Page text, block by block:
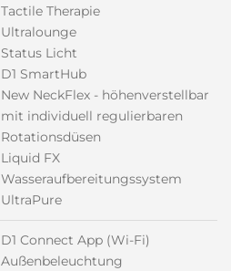
Tactile Therapie
Ultralounge
Status Licht
D1 SmartHub
New NeckFlex - höhenverstellbar
mit individuell regulierbaren
Rotationsdüsen
Liquid FX
Wasseraufbereitungssystem
UltraPure
D1 Connect App (Wi-Fi)
Außenbeleuchtung